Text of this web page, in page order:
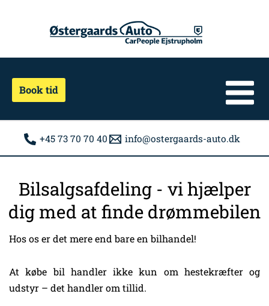
Book tid
+45 73 70 70 40 info@ostergaards-auto.dk
Bilsalgsafdeling - vi hjælper
dig med at finde drømmebilen
Hos os er det mere end bare en bilhandel!
At købe bil handler ikke kun om hestekræfter og
udstyr – det handler om tillid.